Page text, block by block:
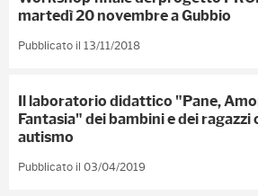
martedì 20 novembre a Gubbio
Pubblicato il 13/11/2018
Il laboratorio didattico "Pane,
Fantasia" dei bambini e dei ragazzi
autismo
Pubblicato il 03/04/2019